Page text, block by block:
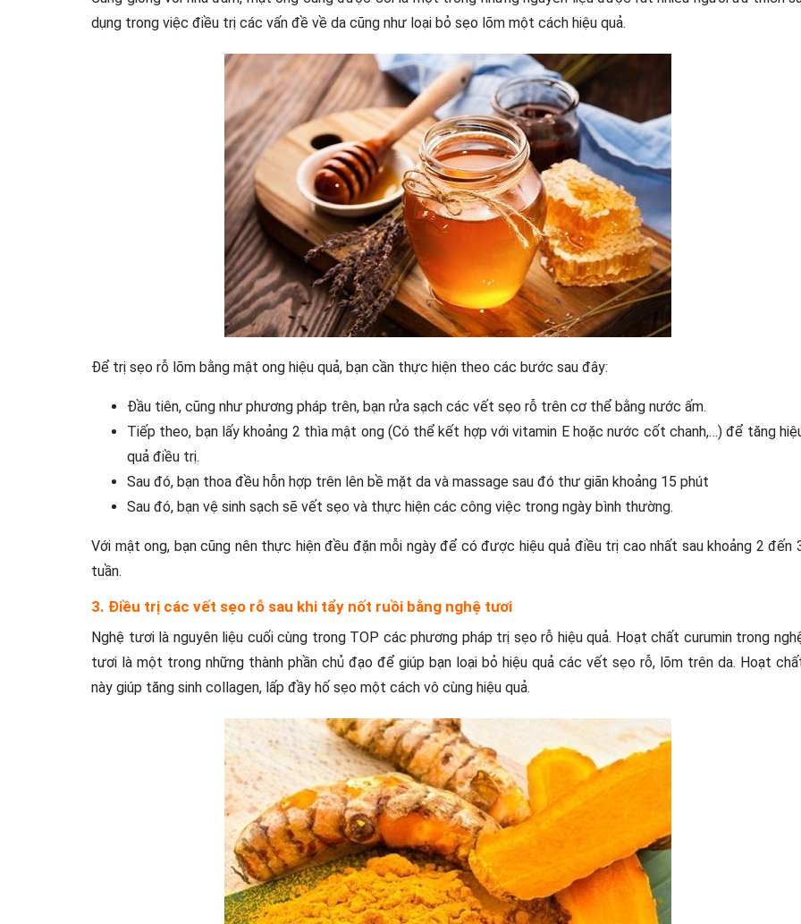
dụng trong việc điều trị các vấn đề về da cũng như loại bỏ sẹo lõm một cách hiệu quả.
Để trị sẹo rỗ lõm bằng mật ong hiệu quả, bạn cần thực hiện theo các bước sau đây:
Đầu tiên, cũng như phương pháp trên, bạn rửa sạch các vết sẹo rỗ trên cơ thể bằng nước ấm.
Tiếp theo, bạn lấy khoảng 2 thìa mật ong (Có thể kết hợp với vitamin E hoặc nước cốt chanh,…) để tăng
quả điều trị.
Sau đó, bạn thoa đều hỗn hợp trên lên bề mặt da và massage sau đó thư giãn khoảng 15 phút
Sau đó, bạn vệ sinh sạch sẽ vết sẹo và thực hiện các công việc trong ngày bình thường.
Với mật ong, bạn cũng nên thực hiện đều đặn mỗi ngày để có được hiệu quả điều trị cao nhất sau khoảng 2 đến
tuần.
3. Điều trị các vết sẹo rỗ sau khi tẩy nốt ruồi bằng nghệ tươi
Nghệ tươi là nguyên liệu cuối cùng trong TOP các phương pháp trị sẹo rỗ hiệu quả. Hoạt chất curumin trong
tươi là một trong những thành phần chủ đạo để giúp bạn loại bỏ hiệu quả các vết sẹo rỗ, lõm trên da. Hoạt
này giúp tăng sinh collagen, lấp đầy hố sẹo một cách vô cùng hiệu quả.